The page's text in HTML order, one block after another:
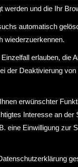
werden und die Ihr
automatisch
wiederzuerkennen.
erlauben, die
der Deaktivierung
erwünschter
Interesse an
eine Einwilligung zur